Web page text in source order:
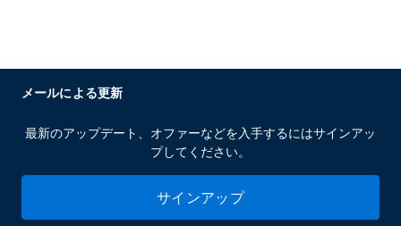
メールによる更新
最新のアップデート、オファーなどを入手するにはサインアッ
プしてください。
サインアップ